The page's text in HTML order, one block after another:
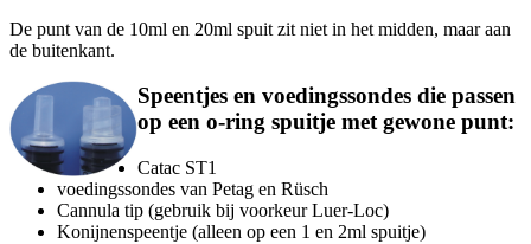
De punt van de 10ml en 20ml spuit zit niet in het midden, maar aan
de buitenkant.
Speentjes en voedingssondes die passen
op een o-ring spuitje met gewone punt:
Catac ST1
voedingssondes van Petag en Rüsch
Cannula tip (gebruik bij voorkeur Luer-Loc)
Konijnenspeentje (alleen op een 1 en 2ml spuitje)